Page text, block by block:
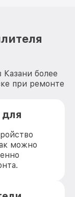
более
при ремонте
можно